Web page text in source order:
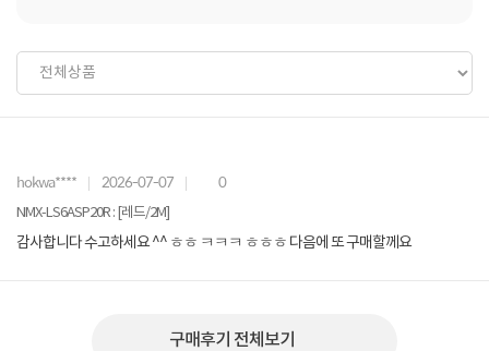
hokwa**** 2026-07-07 0
NMX-LS6ASP20R : [레드/2M]
감사합니다 수고하세요 ^^ ㅎㅎ ㅋㅋㅋ ㅎㅎㅎ 다음에 또 구매할께요
구매후기 전체보기